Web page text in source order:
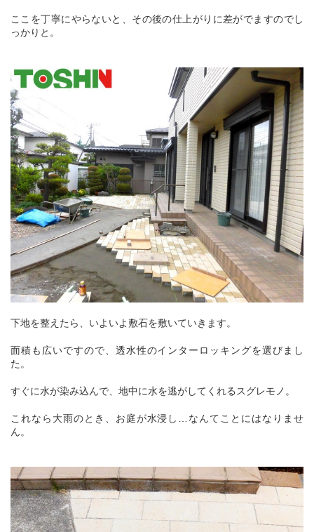
ここを丁寧にやらないと、その後の仕上がりに差がでますのでし
っかりと。
下地を整えたら、いよいよ敷石を敷いていきます。
面積も広いですので、透水性のインターロッキングを選びまし
た。
すぐに水が染み込んで、地中に水を逃がしてくれるスグレモノ。
これなら大雨のとき、お庭が水浸し…なんてことにはなりませ
ん。